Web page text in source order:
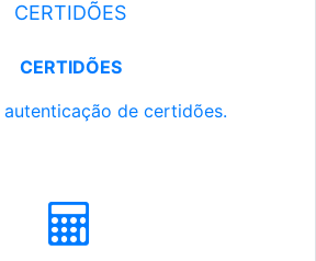
CERTIDÕES
CERTIDÕES
autenticação de certidões.